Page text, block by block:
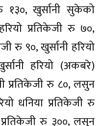
१३०, खुर्सानी सुकेको
प्रतिकेजी रु ७०,
रु ९०, खुर्सानी हरियो
हरियो (अकबरे)
प्रतिकेजी रु ८०, लसुन
धनिया प्रतिकेजी रु
रु ३००, लसुन